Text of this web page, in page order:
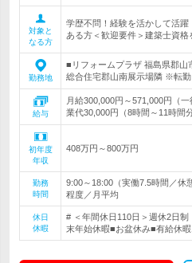
対象と
なる方
学歴不問！経験を活かして活
ある方＜歓迎要件＞建築士資格
勤務地
■リフォームプラザ 福島県郡山
総合住宅郡山南展示場隣 ※転勤
給与
月給300,000円～571,000円（
業代30,000円（8時間～11時間
初年度
年収
408万円～800万円
勤務
時間
9:00～18:00（実働7.5時間／
程度／月平均
休日
休暇
# ＜年間休日110日＞週休2日
末年始休暇■お盆休み■有給休暇